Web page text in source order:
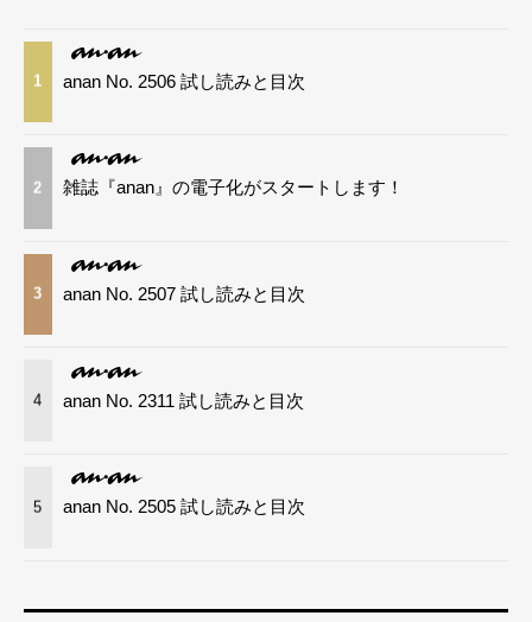
1 anan No. 2506 試し読みと目次
2 雑誌『anan』の電子化がスタートします！
3 anan No. 2507 試し読みと目次
4 anan No. 2311 試し読みと目次
5 anan No. 2505 試し読みと目次